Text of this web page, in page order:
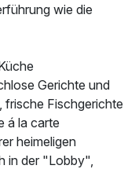
wie die
Gerichte und
frische Fischgerichte
á la carte
heimeligen
in der "Lobby",